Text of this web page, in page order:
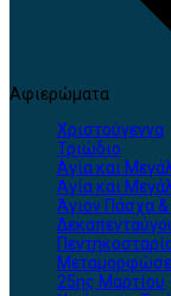
Αφιερώματα
Χριστούγεννα
Τριώδιο
Αγία και
Αγία και
Άγιον Πάσχα
25ης Μαρτίου